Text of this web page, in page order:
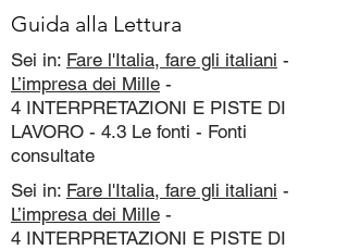
Guida alla Lettura
Sei in: Fare l'Italia, fare gli italiani -
L’impresa dei Mille -
4 INTERPRETAZIONI E PISTE DI
LAVORO - 4.3 Le fonti - Fonti
consultate
Sei in: Fare l'Italia, fare gli italiani -
L’impresa dei Mille -
4 INTERPRETAZIONI E PISTE DI